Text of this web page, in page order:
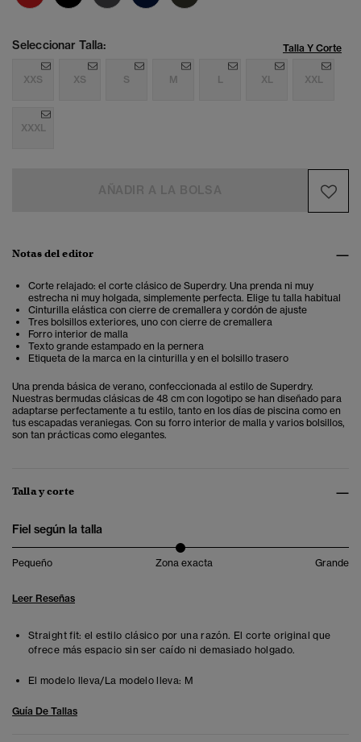
Seleccionar Talla: Talla Y Corte
XXS XS S M L XL XXL
XXXL
Notas del editor
Corte relajado: el corte clásico de Superdry. Una prenda ni muy
estrecha ni muy holgada, simplemente perfecta. Elige tu talla habitual
Cinturilla elástica con cierre de cremallera y cordón de ajuste
Tres bolsillos exteriores, uno con cierre de cremallera
Forro interior de malla
Texto grande estampado en la pernera
Etiqueta de la marca en la cinturilla y en el bolsillo trasero
Una prenda básica de verano, confeccionada al estilo de Superdry.
Nuestras bermudas clásicas de 48 cm con logotipo se han diseñado para
adaptarse perfectamente a tu estilo, tanto en los días de piscina como en
tus escapadas veraniegas. Con su forro interior de malla y varios bolsillos,
son tan prácticas como elegantes.
Talla y corte
Fiel según la talla
Pequeño Zona exacta Grande
Leer Reseñas
Straight fit: el estilo clásico por una razón. El corte original que
ofrece más espacio sin ser caído ni demasiado holgado.
El modelo lleva/La modelo lleva: M
Guía De Tallas